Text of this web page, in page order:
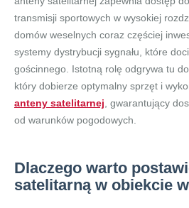
transmisji sportowych w wysokiej
domów weselnych coraz częściej
systemy dystrybucji sygnału, które
gościnnego. Istotną rolę odgrywa tu
który dobierze optymalny sprzęt i
anteny satelitarnej , gwarantujący
od warunków pogodowych.
Dlaczego warto
satelitarną w obiekcie